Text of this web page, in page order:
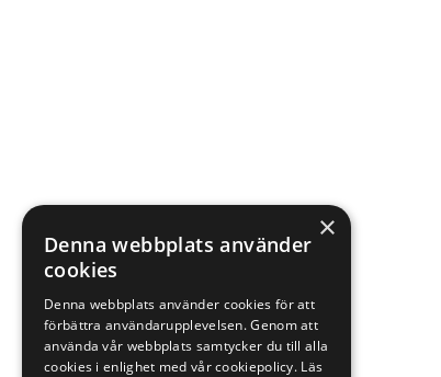
×
Denna webbplats använder
cookies
Denna webbplats använder cookies för att
förbättra användarupplevelsen. Genom att
använda vår webbplats samtycker du till alla
cookies i enlighet med vår cookiepolicy. Läs